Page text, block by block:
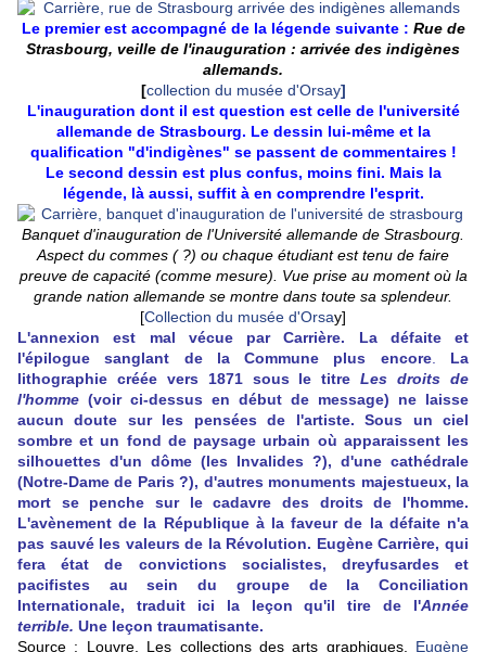
Le premier est accompagné de la légende suivante : Rue de
Strasbourg, veille de l'inauguration : arrivée des indigènes
allemands.
[collection du musée d'Orsay]
L'inauguration dont il est question est celle de l'université
allemande de Strasbourg. Le dessin lui-même et la
qualification "d'indigènes" se passent de commentaires !
Le second dessin est plus confus, moins fini. Mais la
légende, là aussi, suffit à en comprendre l'esprit.
Banquet d'inauguration de l'Université allemande de Strasbourg.
Aspect du commes ( ?) ou chaque étudiant est tenu de faire
preuve de capacité (comme mesure). Vue prise au moment où la
grande nation allemande se montre dans toute sa splendeur.
[Collection du musée d'Orsay]
L'annexion est mal vécue par Carrière. La défaite et
l'épilogue sanglant de la Commune plus encore.
La
lithographie créée vers 1871 sous le titreLes droits de
l'homme (voir ci-dessus en début de message) ne laisse
aucun doute sur les pensées de l'artiste. Sous un ciel
sombre et un fond de paysage urbain où apparaissent les
silhouettes d'un dôme (les Invalides ?), d'une cathédrale
(Notre-Dame de Paris ?), d'autres monuments majestueux, la
mort se penche sur le cadavre des droits de l'homme.
L'avènement de la République à la faveur de la défaite n'a
pas sauvé les valeurs de la Révolution. Eugène Carrière, qui
fera état de convictions socialistes, dreyfusardes et
pacifistes au sein du groupe de la Conciliation
Internationale, traduit ici la leçon qu'il tire de l'Année
terrible. Une leçon traumatisante.
Source : Louvre. Les collections des arts graphiques. Eugène